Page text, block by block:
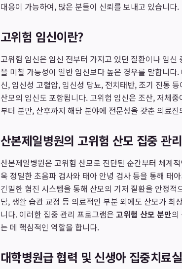
대응이 가능하여, 많은 분들이 신뢰를 보내고 있습니다.
고위험 임신이란?
고위험 임신은 임신 전부터 가지고 있던 질환이나 임
을 미칠 가능성이 일반 임신보다 높은 경우를 말합니
신, 임신성 고혈압, 임신성 당뇨, 전치태반, 조기 진통
산모의 임신도 포함됩니다. 고위험 임신은 조산, 저체
부터 분만, 산후까지 해당 분야에 전문성을 갖춘 의료
산본제일병원의 고위험 산모 집중 관
산본제일병원은 고위험 산모로 진단된 순간부터 체계
욱 정밀한 초음파 검사와 태아 안녕 검사 등을 통해 태
긴밀한 협진 시스템을 통해 산모의 기저 질환을 안정
담, 생활 습관 교정 등 의료적인 부분 외에도 산모가 최
니다. 이러한 집중 관리 프로그램은 고위험 산모 분만의
는 데 핵심적인 역할을 합니다.
대학병원급 협력 및 신생아 집중치료